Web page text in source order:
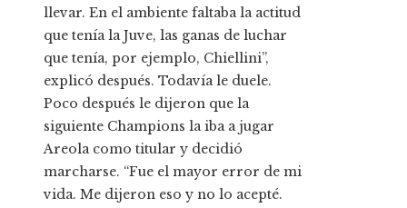
llevar. En el ambiente faltaba la actitud
que tenía la Juve, las ganas de luchar
que tenía, por ejemplo, Chiellini”,
explicó después. Todavía le duele.
Poco después le dijeron que la
siguiente Champions la iba a jugar
Areola como titular y decidió
marcharse. “Fue el mayor error de mi
vida. Me dijeron eso y no lo acepté.